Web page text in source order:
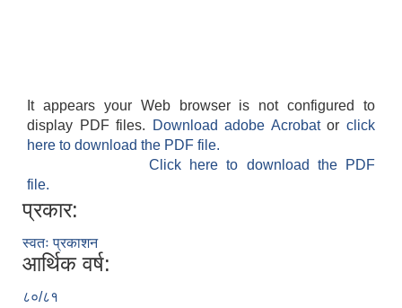
It appears your Web browser is not configured to
display PDF files.
Download adobe Acrobatorclick
here to download the PDF file.
Click here to download the PDF
file.
प्रकार:
स्वतः प्रकाशन
आर्थिक वर्ष:
८०/८१